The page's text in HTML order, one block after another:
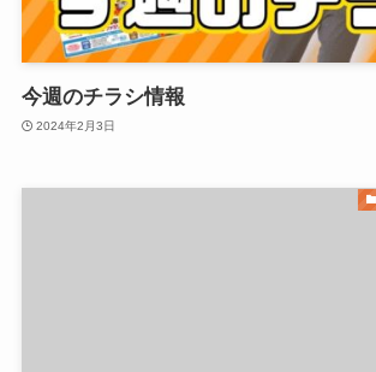
今週のチラシ情報
2024年2月3日